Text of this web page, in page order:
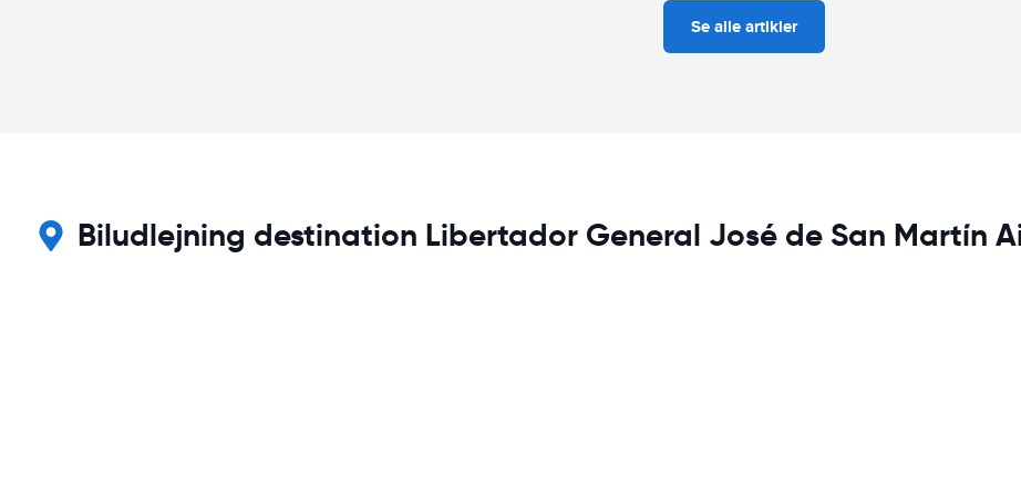
Se alle artikler
Biludlejning destination Libertador General José de San Martín